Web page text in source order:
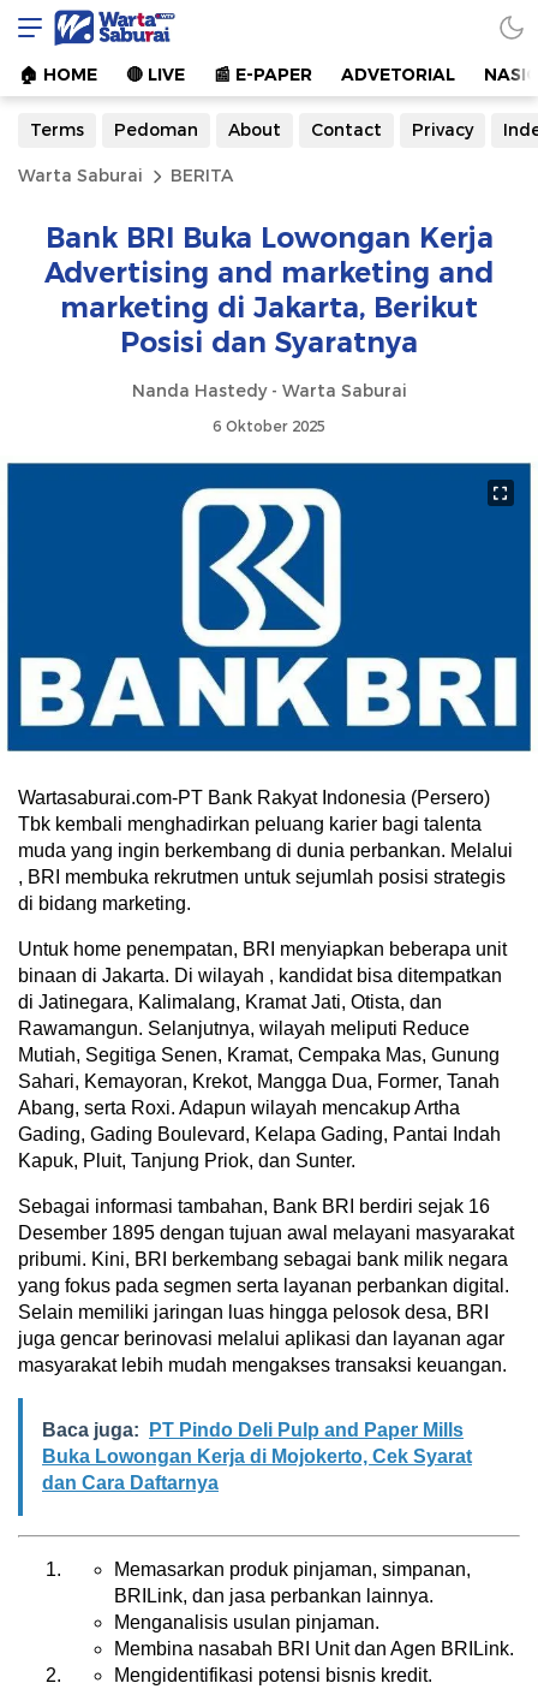
Warta Saburai
Sumber Informasi Terkini
🏠︎ HOME 🔴 LIVE 📰 E-PAPER ADVETORIAL
Terms Pedoman About Contact Privacy
Warta Saburai BERITA
Bank BRI Buka Lowongan Kerja
Advertising and marketing and
marketing di Jakarta, Berikut
Posisi dan Syaratnya
Nanda Hastedy - Warta Saburai
6 Oktober 2025
Wartasaburai.com-PT Bank Rakyat Indonesia (Persero)
Tbk kembali menghadirkan peluang karier bagi talenta
muda yang ingin berkembang di dunia perbankan. Melalui
, BRI membuka rekrutmen untuk sejumlah posisi strategis
di bidang marketing.
Untuk home penempatan, BRI menyiapkan beberapa unit
binaan di Jakarta. Di wilayah , kandidat bisa ditempatkan
di Jatinegara, Kalimalang, Kramat Jati, Otista, dan
Rawamangun. Selanjutnya, wilayah meliputi Reduce
Mutiah, Segitiga Senen, Kramat, Cempaka Mas, Gunung
Sahari, Kemayoran, Krekot, Mangga Dua, Former, Tanah
Abang, serta Roxi. Adapun wilayah mencakup Artha
Gading, Gading Boulevard, Kelapa Gading, Pantai Indah
Kapuk, Pluit, Tanjung Priok, dan Sunter.
Sebagai informasi tambahan, Bank BRI berdiri sejak 16
Desember 1895 dengan tujuan awal melayani masyarakat
pribumi. Kini, BRI berkembang sebagai bank milik negara
yang fokus pada segmen serta layanan perbankan digital.
Selain memiliki jaringan luas hingga pelosok desa, BRI
juga gencar berinovasi melalui aplikasi dan layanan agar
masyarakat lebih mudah mengakses transaksi keuangan.
Baca juga:
PT Pindo Deli Pulp and Paper Mills
Buka Lowongan Kerja di Mojokerto, Cek Syarat
dan Cara Daftarnya
Memasarkan produk pinjaman, simpanan,
BRILink, dan jasa perbankan lainnya.
Menganalisis usulan pinjaman.
Membina nasabah BRI Unit dan Agen BRILink.
Mengidentifikasi potensi bisnis kredit.